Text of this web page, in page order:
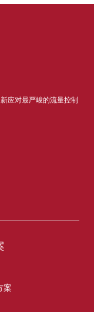
应对最严峻的流量控制
案